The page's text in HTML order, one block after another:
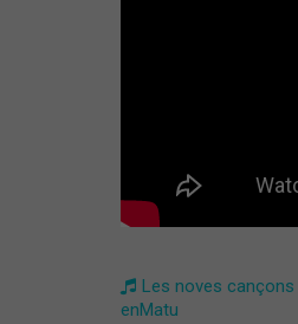
Les noves cançons
enMatu